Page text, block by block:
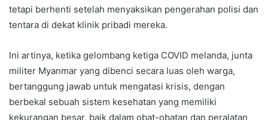
tetapi berhenti setelah menyaksikan pengerahan polisi dan
tentara di dekat klinik pribadi mereka.
Ini artinya, ketika gelombang ketiga COVID melanda, junta
militer Myanmar yang dibenci secara luas oleh warga,
bertanggung jawab untuk mengatasi krisis, dengan
berbekal sebuah sistem kesehatan yang memiliki
kekurangan besar, baik dalam obat-obatan dan peralatan